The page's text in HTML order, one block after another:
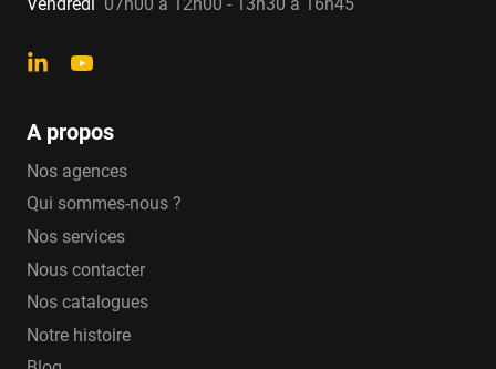
A propos
Nos agences
Qui sommes-nous ?
Nos services
Nous contacter
Nos catalogues
Notre histoire